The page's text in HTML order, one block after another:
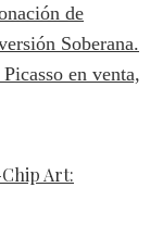
Art: